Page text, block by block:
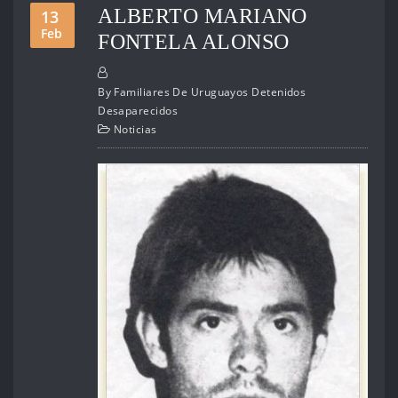
13
Feb
ALBERTO MARIANO
FONTELA ALONSO
By Familiares De Uruguayos Detenidos
Desaparecidos
Noticias